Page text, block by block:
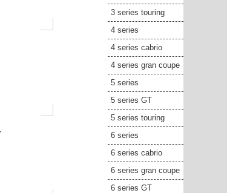
3 series touring
4 series
4 series cabrio
4 series gran coupe
5 series
5 series GT
5 series touring
6 series
6 series cabrio
6 series gran coupe
6 series GT